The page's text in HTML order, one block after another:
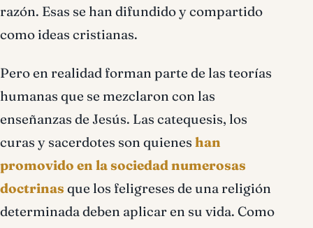
razón. Esas se han difundido y compartido
como ideas cristianas.
Pero en realidad forman parte de las teorías
humanas que se mezclaron con las
enseñanzas de Jesús. Las catequesis, los
curas y sacerdotes son quienes han
promovido en la sociedad numerosas
doctrinas que los feligreses de una religión
determinada deben aplicar en su vida. Como